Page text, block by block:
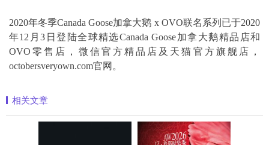
2020年冬季Canada Goose加拿大鹅 x OVO联名系列已于2020
年12月3日登陆全球精选Canada Goose加拿大鹅精品店和
OVO零售店，微信官方精品店及天猫官方旗舰店，
octobersveryown.com官网。
相关文章